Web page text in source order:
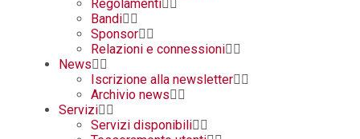
Regolamenti
Bandi
Sponsor
Relazioni e connessioni
News
Iscrizione alla newsletter
Archivio news
Servizi
Servizi disponibili